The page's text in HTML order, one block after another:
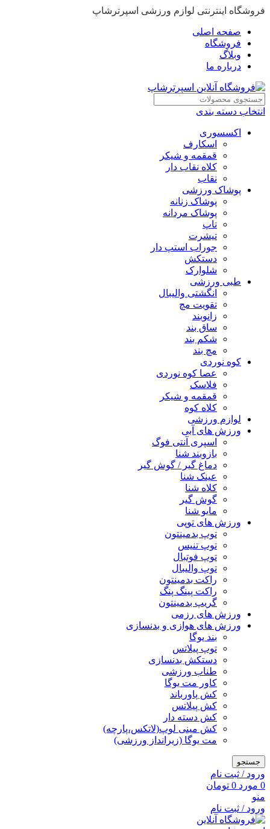
فروشگاه اینترنتی لوازم ورزشی اسپرترشاپ
صفحه اصلی
فروشگاه
وبلاگ
درباره ما
انتخاب دسته بندی
اکسسوری
اسکارف
قمقمه و شیکر
کلاه نقاب دار
نقاب
پوشاک ورزشی
پوشاک زنانه
پوشاک مردانه
تاپ
تیشرت
جوراب استپ دار
دستکش
شلوارک
طبی ورزشی
انگشتی واليبال
تقویت مچ
زانوبند
ساق بند
شکم بند
مچ بند
کوه نوردی
عصا کوه نوردی
فلاسک
قمقمه و شیکر
کلاه کوه
لوازم ورزشی
ورزش های آبی
اسپری آنتی فوگ
بازوبند شنا
دماغ گیر / گوش گیر
عینک شنا
کلاه شنا
گوش گیر
مایو شنا
ورزش های توپی
توپ بدمینتون
توپ تنیس
توپ فوتبال
توپ والیبال
راکت بدمینتون
راکت پینگ پنگ
گریپ بدمینتون
ورزش های رزمی
ورزش های هوازی و بدنسازی
بند یوگا
توپ پیلاتس
دستکش بدنسازی
طناب ورزشی
کاور مت یوگا
کش پاورباند
کش پیلاتس
کش دسته دار
کش مینی لوپ(لاتکس،پارچه)
مت یوگا (زیرانداز ورزشی)
جستجو
ورود / ثبت نام
0 مورد 0 تومان
منو
ورود / ثبت نام